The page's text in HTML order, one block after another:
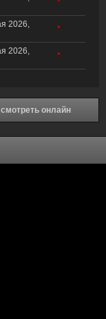
*
2026,
*
2026,
*
онлайн